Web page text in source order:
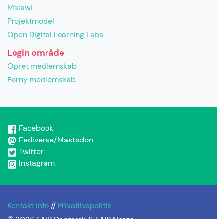
Malawi
Projektmodel
Open Digital Learning Labs
Login område
Opret medlemskab
Forny medlemskab
Facebook
Fediverse/Mastodon
Twitter
Instagram
Kontakt info// Privatlivspolitik